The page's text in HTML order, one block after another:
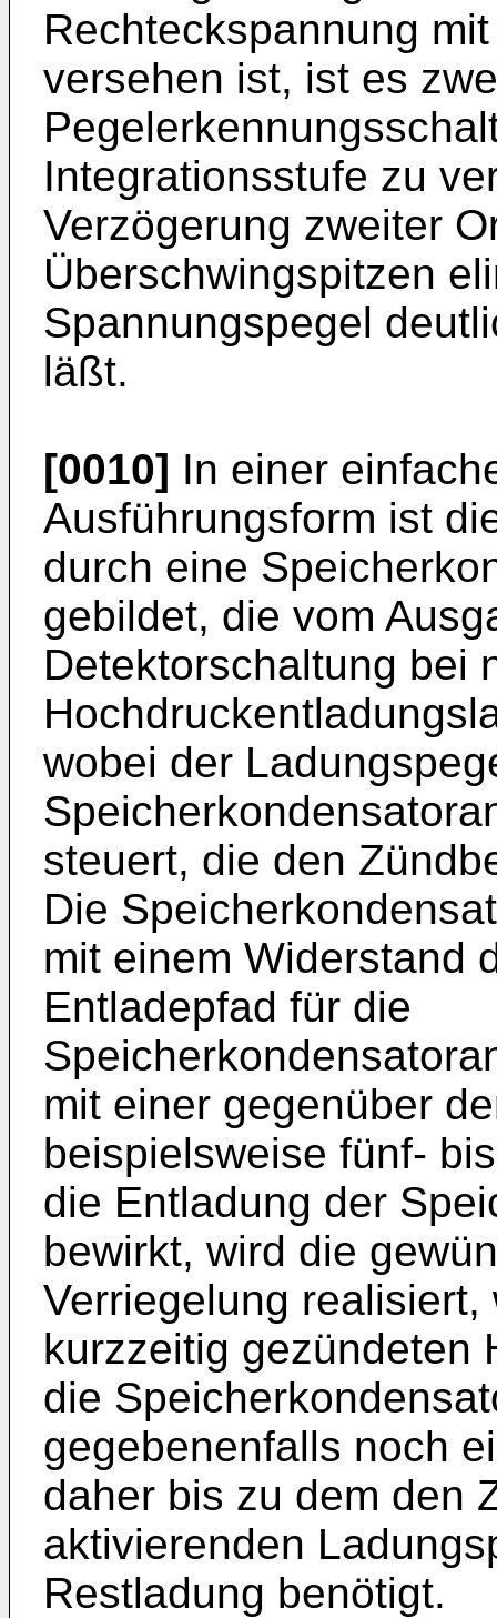
Rechteckspannung
versehen ist, ist es
Integrationsstufe zu
Verzögerung zweiter
Überschwingspitzen
Spannungspegel
läßt.
[0010] In einer
Ausführungsform ist
durch eine
gebildet, die vom
Detektorschaltung bei
wobei der
steuert, die den
Die
mit einem Widerstand
Entladepfad für die
mit einer gegenüber
beispielsweise fünf-
die Entladung der
bewirkt, wird die
Verriegelung
kurzzeitig gezündeten
die
gegebenenfalls noch
daher bis zu dem den
aktivierenden
Restladung benötigt.